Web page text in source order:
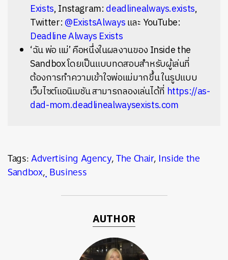
Exists, Instagram: deadlinealways.exists,
Twitter: @ExistsAlwaysและ YouTube:
Deadline Always Exists
‘ฉัน พ่อ แม่’ คือหนึ่งในผลงานของ Inside the
Sandbox โดยเป็นแบบทดสอบสำหรับผู้เล่นที่
ต้องการทำความเข้าใจพ่อแม่มากขึ้น ในรูปแบบ
เว็บไซต์แอนิเมชัน สามารถลองเล่นได้ที่ https://as-
dad-mom.deadlinealwaysexists.com
Tags:Advertising Agency,The Chair, Inside the
Sandbox,ฺ Business
AUTHOR